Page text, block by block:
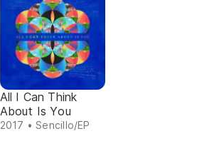
All I Can Think
About Is You
2017 • Sencillo/EP